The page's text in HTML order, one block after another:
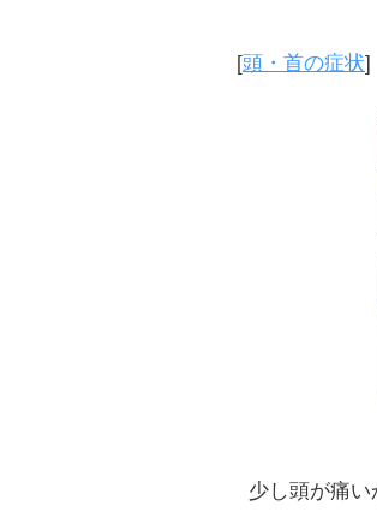
[頭・首の症状]
少し頭が痛い